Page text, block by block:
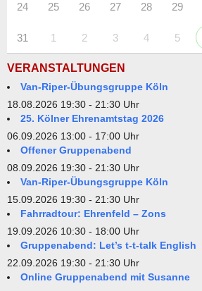
24 25 26 27 28 29
31 1 2 3 4 5
VERANSTALTUNGEN
Van-Riper-Übungsgruppe Köln
18.08.2026 19:30 - 21:30 Uhr
25. Kölner Ehrenamtstag 2026
06.09.2026 13:00 - 17:00 Uhr
Offener Gruppenabend
08.09.2026 19:30 - 21:30 Uhr
Van-Riper-Übungsgruppe Köln
15.09.2026 19:30 - 21:30 Uhr
Fahrradtour: Ehrenfeld – Zons
19.09.2026 10:30 - 18:00 Uhr
Gruppenabend: Let’s t-t-talk English
22.09.2026 19:30 - 21:30 Uhr
Online Gruppenabend mit Susanne